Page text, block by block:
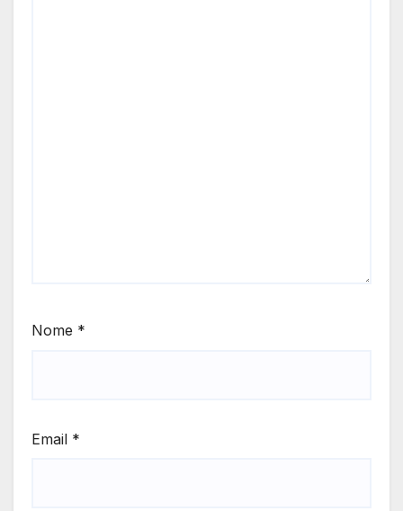
Nome *
Email *